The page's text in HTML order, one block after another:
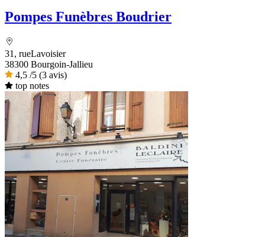
Pompes Funèbres Boudrier
31, rueLavoisier
38300 Bourgoin-Jallieu
4,5 /5 (3 avis)
top notes